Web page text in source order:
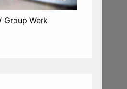
Group Werk